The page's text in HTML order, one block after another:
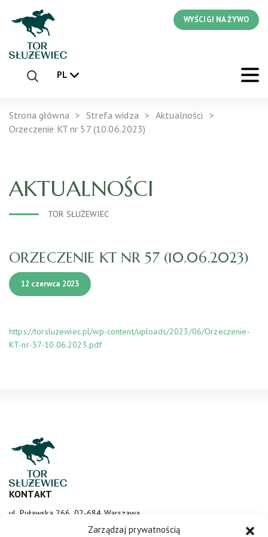
Zarządzaj prywatnością
WYŚCIGI NA ŻYWO
PL
Strona główna Strefa widza
Aktualności
Orzeczenie KT nr 57 (10.06.2023)
AKTUALNOŚCI
TOR SŁUŻEWIEC
ORZECZENIE KT NR 57 (10.06.2023)
12 czerwca 2023
https://torsluzewiec.pl/wp-content/uploads/2023/06/Orzeczenie-
KT-nr-57-10.06.2023.pdf
KONTAKT
ul. Puławska 266, 02-684 Warszawa
sluzewiec@totalizator.pl